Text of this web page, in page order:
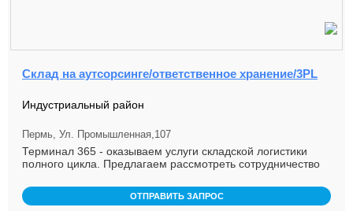
Склад на аутсорсинге/ответственное хранение/3PL
Индустриальный район
Пермь, Ул. Промышленная,107
Терминал 365 - оказываем услуги складской логистики
полного цикла. Предлагаем рассмотреть сотрудничество
ОТПРАВИТЬ ЗАПРОС